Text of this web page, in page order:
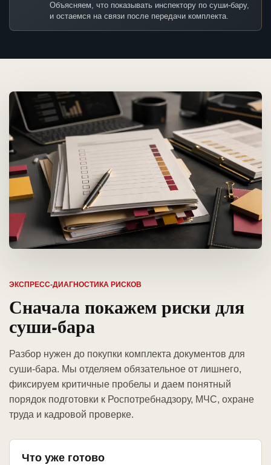
Объясняем, что показывать инспектору по суши-бару,
и остаемся на связи после передачи комплекта.
ЭКСПРЕСС-ДИАГНОСТИКА РИСКОВ
Сначала покажем риски для
суши-бара
Разбор нужен до покупки комплекта документов для
суши-бара. Мы отделяем обязательное от лишнего,
фиксируем критичные пробелы и даем понятный
порядок подготовки к Роспотребнадзору, МЧС, охране
труда и кадровой проверке.
Что уже готово